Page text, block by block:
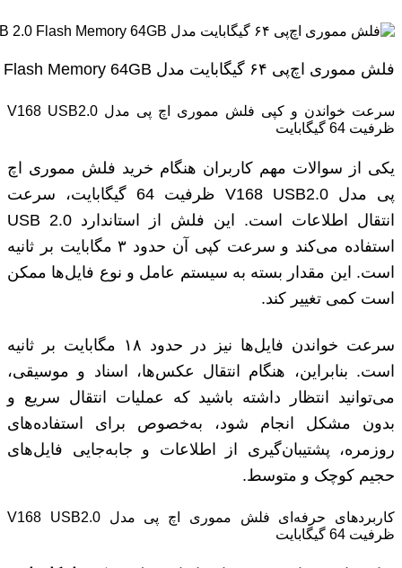
فلش مموری اچ‌پی ۶۴ گیگابایت مدل HP V168 USB 2.0 Flash Memory 64GB
سرعت خواندن و کپی فلش مموری اچ پی مدل V168 USB2.0
ظرفیت 64 گیگابایت
یکی از سوالات مهم کاربران هنگام خرید فلش مموری اچ
پی مدل V168 USB2.0 ظرفیت 64 گیگابایت، سرعت
انتقال اطلاعات است. این فلش از استاندارد USB 2.0
استفاده می‌کند و سرعت کپی آن حدود ۳ مگابایت بر ثانیه
است. این مقدار بسته به سیستم عامل و نوع فایل‌ها ممکن
است کمی تغییر کند.
سرعت خواندن فایل‌ها نیز در حدود ۱۸ مگابایت بر ثانیه
است. بنابراین، هنگام انتقال عکس‌ها، اسناد و موسیقی،
می‌توانید انتظار داشته باشید که عملیات انتقال سریع و
بدون مشکل انجام شود، به‌خصوص برای استفاده‌های
روزمره، پشتیبان‌گیری از اطلاعات و جابه‌جایی فایل‌های
حجیم کوچک و متوسط.
کاربردهای حرفه‌ای فلش مموری اچ پی مدل V168 USB2.0
ظرفیت 64 گیگابایت